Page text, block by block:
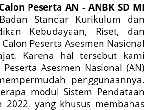
Peserta AN - ANBK SD MI
Standar Kurikulum dan
Kebudayaan, Riset, dan
Peserta Asesmen Nasional
Karena hal tersebut kami
Asesmen Nasional (AN)
penggunaannya.
modul Sistem Pendataan
2022, yang khusus membahas